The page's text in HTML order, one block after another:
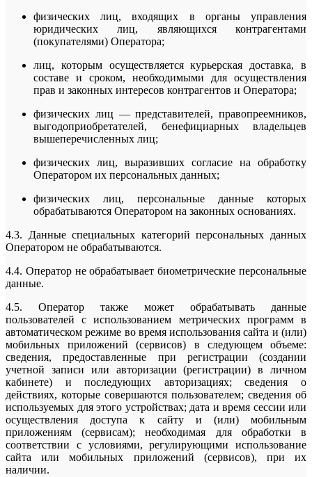
физических лиц, входящих в органы управления
юридических лиц, являющихся контрагентами
(покупателями) Оператора;
лиц, которым осуществляется курьерская доставка, в
составе и сроком, необходимыми для осуществления
прав и законных интересов контрагентов и Оператора;
физических лиц — представителей, правопреемников,
выгодоприобретателей, бенефициарных владельцев
вышеперечисленных лиц;
физических лиц, выразивших согласие на обработку
Оператором их персональных данных;
физических лиц, персональные данные которых
обрабатываются Оператором на законных основаниях.
4.3. Данные специальных категорий персональных данных
Оператором не обрабатываются.
4.4. Оператор не обрабатывает биометрические персональные
данные.
4.5. Оператор также может обрабатывать данные
пользователей с использованием метрических программ в
автоматическом режиме во время использования сайта и (или)
мобильных приложений (сервисов) в следующем объеме:
сведения, предоставленные при регистрации (создании
учетной записи или авторизации (регистрации) в личном
кабинете) и последующих авторизациях; сведения о
действиях, которые совершаются пользователем; сведения об
используемых для этого устройствах; дата и время сессии или
осуществления доступа к сайту и (или) мобильным
приложениям (сервисам); необходимая для обработки в
соответствии с условиями, регулирующими использование
сайта или мобильных приложений (сервисов), при их
наличии.